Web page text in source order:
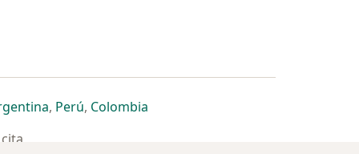
pestaña
una nueva pestaña
en una nueva pestaña
se abre en una nueva pestaña
, Perúse abre en una nueva pestaña
, Colombiase abre en una nueva pestaña